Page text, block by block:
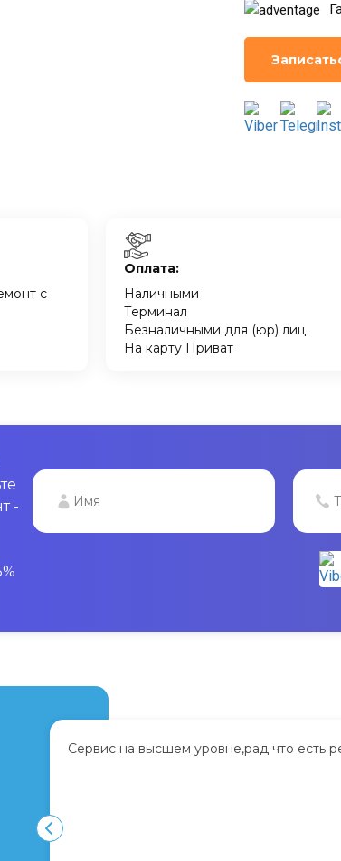
с
Оплата:
Наличными
Терминал
Безналичными для (юр) лиц
На карту Приват
-
Сервис на высшем уровне,рад что есть